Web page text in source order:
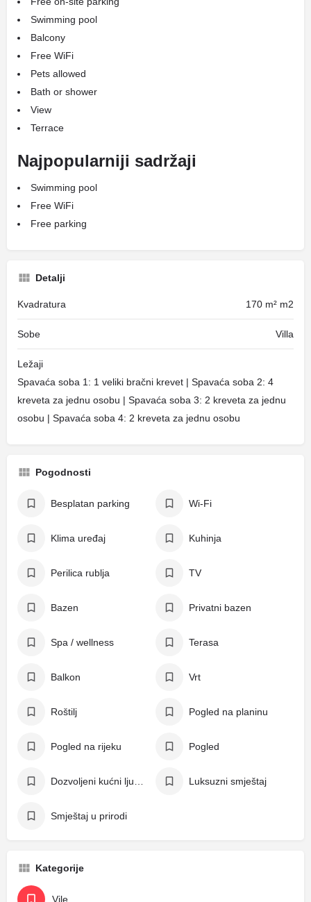
Swimming pool
Balcony
Free WiFi
Pets allowed
Bath or shower
View
Terrace
Najpopularniji sadržaji
Swimming pool
Free WiFi
Free parking
Detalji
Kvadratura 170 m² m2
Sobe Villa
Ležaji
Spavaća soba 1: 1 veliki bračni krevet | Spavaća soba 2: 4
kreveta za jednu osobu | Spavaća soba 3: 2 kreveta za jednu
osobu | Spavaća soba 4: 2 kreveta za jednu osobu
Pogodnosti
Besplatan parking Wi-Fi
Klima uređaj Kuhinja
Perilica rublja TV
Bazen Privatni bazen
Spa / wellness Terasa
Balkon Vrt
Roštilj Pogled na planinu
Pogled na rijeku Pogled
Luksuzni smještaj
Smještaj u prirodi
Kategorije
Vile